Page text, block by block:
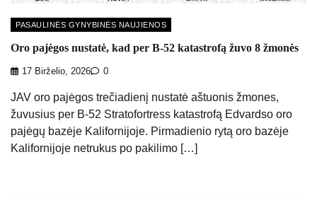
PASAULINĖS GYNYBINĖS NAUJIENOS
Oro pajėgos nustatė, kad per B-52 katastrofą žuvo 8 žmonės
17 Birželio, 2026 0
JAV oro pajėgos trečiadienį nustatė aštuonis žmones,
žuvusius per B-52 Stratofortress katastrofą Edvardso oro
pajėgų bazėje Kalifornijoje. Pirmadienio rytą oro bazėje
Kalifornijoje netrukus po pakilimo […]